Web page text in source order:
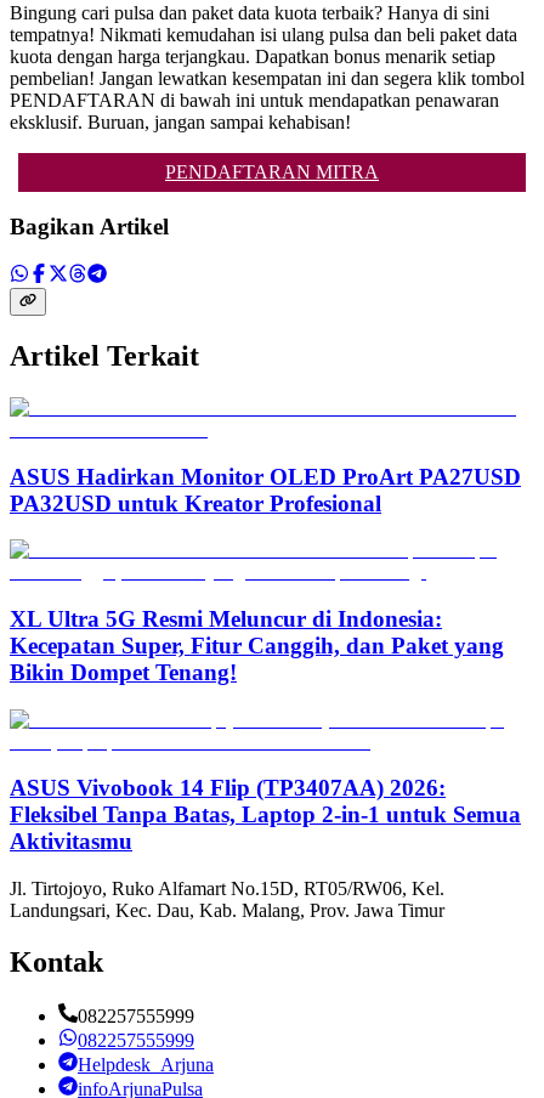
Bingung cari pulsa dan paket data kuota terbaik? Hanya di sini
tempatnya! Nikmati kemudahan isi ulang pulsa dan beli paket data
kuota dengan harga terjangkau. Dapatkan bonus menarik setiap
pembelian! Jangan lewatkan kesempatan ini dan segera klik tombol
PENDAFTARAN di bawah ini untuk mendapatkan penawaran
eksklusif. Buruan, jangan sampai kehabisan!
PENDAFTARAN MITRA
Bagikan Artikel
Artikel Terkait
ASUS Hadirkan Monitor OLED ProArt PA27USD
PA32USD untuk Kreator Profesional
XL Ultra 5G Resmi Meluncur di Indonesia:
Kecepatan Super, Fitur Canggih, dan Paket yang
Bikin Dompet Tenang!
ASUS Vivobook 14 Flip (TP3407AA) 2026:
Fleksibel Tanpa Batas, Laptop 2-in-1 untuk Semua
Aktivitasmu
Jl. Tirtojoyo, Ruko Alfamart No.15D, RT05/RW06, Kel.
Landungsari, Kec. Dau, Kab. Malang, Prov. Jawa Timur
Kontak
082257555999
082257555999
Helpdesk_Arjuna
infoArjunaPulsa